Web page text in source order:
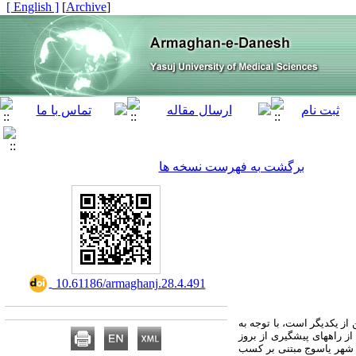
[
Archive
]
[ English ]
برگشت به فهرست نسخه ها
یکدیگر است، با توجه به
راههای پیشگیری از بروز
شهر یاسوج مبتنی بر کسب
‎ 10.61186/armaghanj.28.4.491